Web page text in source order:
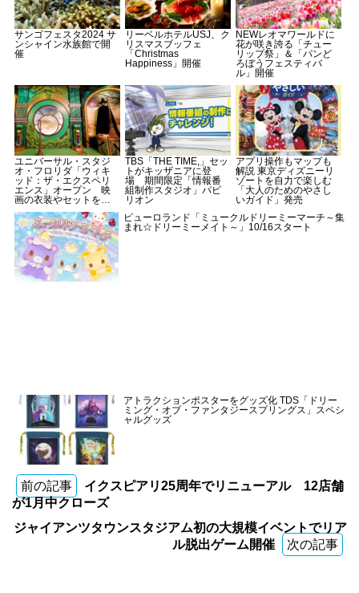
サンゴフェスタ2024 サ
ンシャイン水族館で開
催
リーベルホテルUSJ、ク
リスマスブッフェ
「Christmas
Happiness」開催
NEWレオマワールドに
花が咲き誇る「チュー
リップ祭」＆「パンど
ろぼうフェスティバ
ル」開催
ユニバーサル・スタジ
オ・フロリダ「ウィキ
ッド：ザ・エクスペリ
エンス」オープン 映
画の衣装やセットを体
感
TBS「THE TIME,」セッ
トがキッザニアに登
場 期間限定「情報番
組制作スタジオ」パビ
リオン
アプリ操作もマップも
解説 東京ディズニーリ
ゾートを自力で楽しむ
「大人のためのやさし
いガイド」発売
ピューロランド「ミュークルドリーミーマーチ～集
まれ☆ドリーミーメイト～」10/16スタート
アトラクションポスターをグッズ化 TDS「ドリー
ミング・オブ・ファンタジースプリングス」スペシ
ャルグッズ
前の記事
イクスピアリ25周年でリニューアル 12店舗
が1月中クローズ
ジャイアンツタウンスタジアム初の大規模イベントでリア
ル脱出ゲーム開催
次の記事